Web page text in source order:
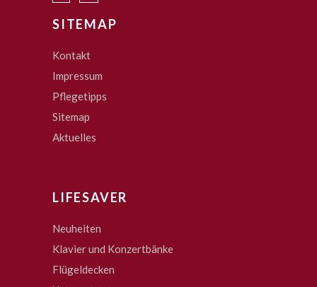
SITEMAP
Kontakt
Impressum
Pflegetipps
Sitemap
Aktuelles
LIFESAVER
Neuheiten
Klavier und Konzertbänke
Flügeldecken